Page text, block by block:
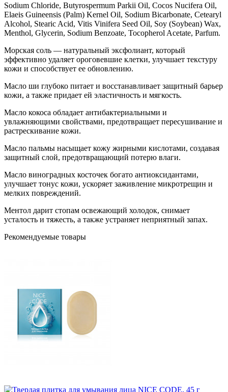
Sodium Chloride, Butyrospermum Parkii Oil, Cocos Nucifera Oil,
Elaeis Guineensis (Palm) Kernel Oil, Sodium Bicarbonate, Cetearyl
Alcohol, Stearic Acid, Vitis Vinifera Seed Oil, Soy (Soybean) Wax,
Menthol, Glycerin, Sodium Benzoate, Tocopherol Acetate, Parfum.
Морская соль — натуральный эксфолиант, который
эффективно удаляет ороговевшие клетки, улучшает текстуру
кожи и способствует ее обновлению.
Масло ши глубоко питает и восстанавливает защитный барьер
кожи, а также придает ей эластичность и мягкость.
Масло кокоса обладает антибактериальными и
увлажняющими свойствами, предотвращает пересушивание и
растрескивание кожи.
Масло пальмы насыщает кожу жирными кислотами, создавая
защитный слой, предотвращающий потерю влаги.
Масло виноградных косточек богато антиоксидантами,
улучшает тонус кожи, ускоряет заживление микротрещин и
мелких повреждений.
Ментол дарит стопам освежающий холодок, снимает
усталость и тяжесть, а также устраняет неприятный запах.
Рекомендуемые товары